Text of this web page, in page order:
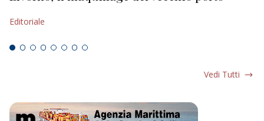
Editoriale
Vedi Tutti